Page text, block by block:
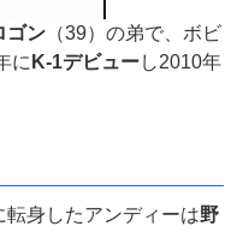
ゴン （39）の弟で、ボビ
に K-1デビューし2010年
転身したアンディーは野